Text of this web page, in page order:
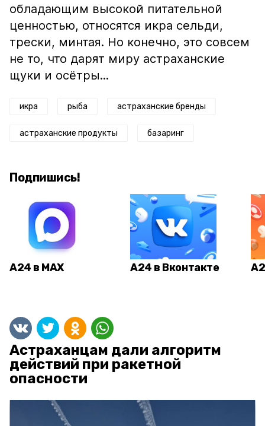
обладающим высокой питательной
ценностью, относятся икра сельди,
трески, минтая. Но конечно, это совсем
не то, что дарят миру астраханские
щуки и осётры...
икра рыба астраханские бренды
астраханские продукты базаринг
Подпишись!
А24 в MAX А24 в Вконтакте
Астраханцам дали алгоритм
действий при ракетной
опасности